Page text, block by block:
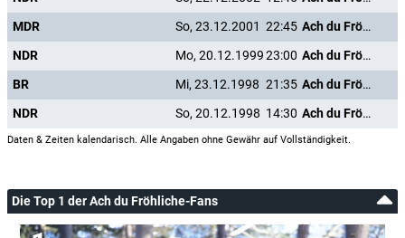
MDR
So, 23.12.2001 22:45
Ach du Fröhliche
NDR
Mo, 20.12.199923:00
Ach du Fröhliche
BR
Mi, 23.12.1998 21:35
Ach du Fröhliche
NDR
So, 20.12.1998 14:30 Ach du Fröhliche
Daten & Zeiten kalendarisch. Alle Angaben ohne Gewähr auf Vollständigkeit.
Die Top 1 der Ach du Fröhliche-Fans